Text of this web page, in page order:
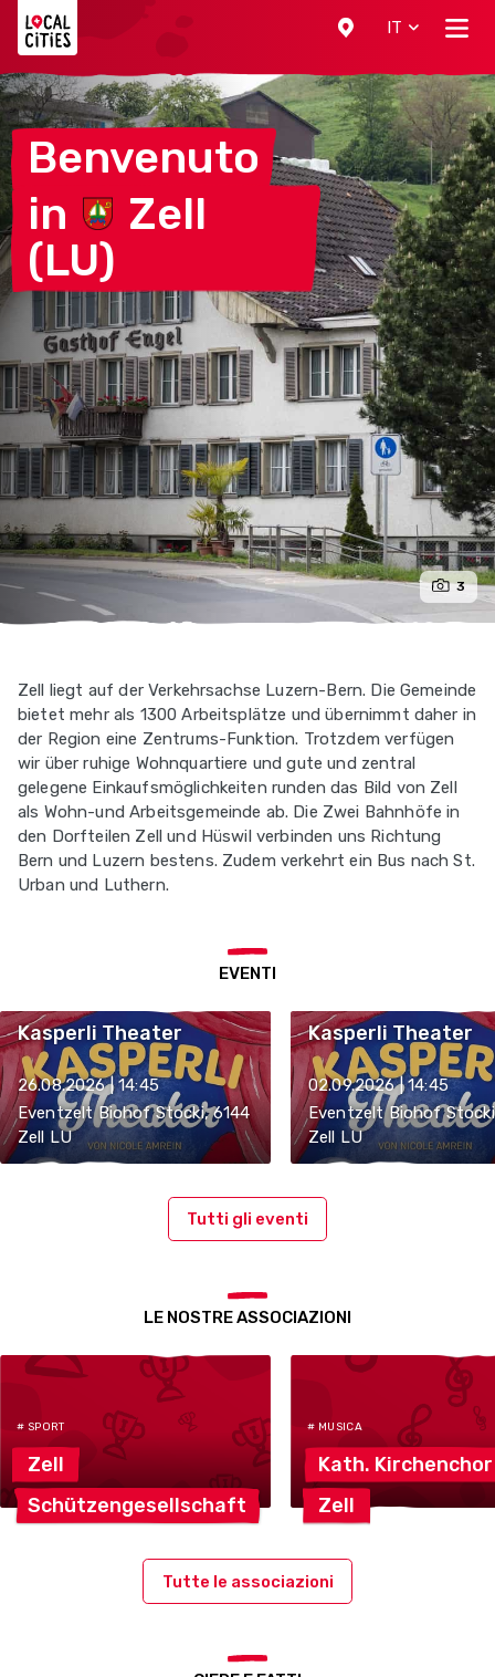
IT
Benvenuto
in
Zell
(LU)
3
Zell liegt auf der Verkehrsachse Luzern-Bern. Die Gemeinde
bietet mehr als 1300 Arbeitsplätze und übernimmt daher in
der Region eine Zentrums-Funktion. Trotzdem verfügen
wir über ruhige Wohnquartiere und gute und zentral
gelegene Einkaufsmöglichkeiten runden das Bild von Zell
als Wohn-und Arbeitsgemeinde ab. Die Zwei Bahnhöfe in
den Dorfteilen Zell und Hüswil verbinden uns Richtung
Bern und Luzern bestens. Zudem verkehrt ein Bus nach St.
Urban und Luthern.
EVENTI
Kasperli Theater
26.08.2026 | 14:45
Eventzelt Biohof Stocki, 6144
Zell LU
Kasperli Theater
02.09.2026 | 14:45
Eventzelt Biohof
Zell LU
Tutti gli eventi
LE NOSTRE ASSOCIAZIONI
# SPORT
Zell
Schützengesellschaft
# MUSICA
Kath. Kirchenchor
Zell
Tutte le associazioni